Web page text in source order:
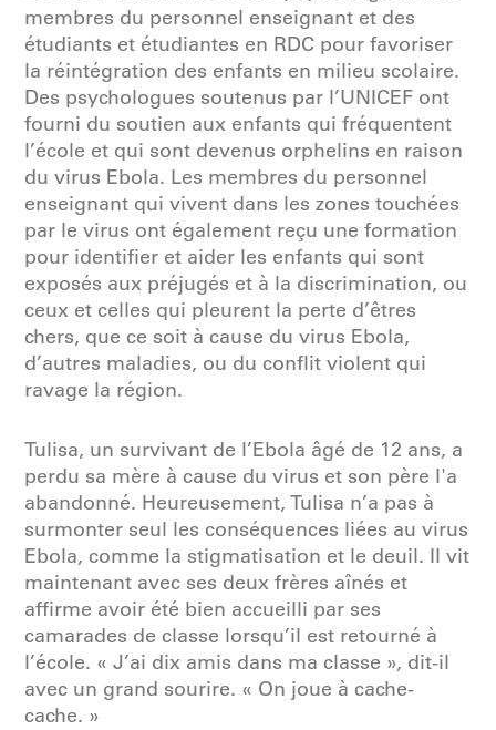
membres du personnel enseignant et des
étudiants et étudiantes en RDC pour favoriser
la réintégration des enfants en milieu scolaire.
Des psychologues soutenus par l’UNICEF ont
fourni du soutien aux enfants qui fréquentent
l’école et qui sont devenus orphelins en raison
du virus Ebola. Les membres du personnel
enseignant qui vivent dans les zones touchées
par le virus ont également reçu une formation
pour identifier et aider les enfants qui sont
exposés aux préjugés et à la discrimination, ou
ceux et celles qui pleurent la perte d’êtres
chers, que ce soit à cause du virus Ebola,
d’autres maladies, ou du conflit violent qui
ravage la région.
Tulisa, un survivant de l’Ebola âgé de 12 ans, a
perdu sa mère à cause du virus et son père l'a
abandonné. Heureusement, Tulisa n’a pas à
surmonter seul les conséquences liées au virus
Ebola, comme la stigmatisation et le deuil. Il vit
maintenant avec ses deux frères aînés et
affirme avoir été bien accueilli par ses
camarades de classe lorsqu’il est retourné à
l’école. « J’ai dix amis dans ma classe », dit-il
avec un grand sourire. « On joue à cache-
cache. »